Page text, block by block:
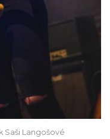
Saši Langošové